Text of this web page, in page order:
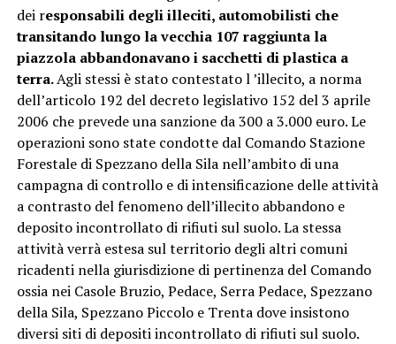
dei responsabili degli illeciti, automobilisti che
transitando lungo la vecchia 107 raggiunta la
piazzola abbandonavano i sacchetti di plastica a
terra.Agli stessi è stato contestato l ’illecito, a norma
dell’articolo 192 del decreto legislativo 152 del 3 aprile
2006 che prevede una sanzione da 300 a 3.000 euro. Le
operazioni sono state condotte dal Comando Stazione
Forestale di Spezzano della Sila nell’ambito di una
campagna di controllo e di intensificazione delle attività
a contrasto del fenomeno dell’illecito abbandono e
deposito incontrollato di rifiuti sul suolo. La stessa
attività verrà estesa sul territorio degli altri comuni
ricadenti nella giurisdizione di pertinenza del Comando
ossia nei Casole Bruzio, Pedace, Serra Pedace, Spezzano
della Sila, Spezzano Piccolo e Trenta dove insistono
diversi siti di depositi incontrollato di rifiuti sul suolo.